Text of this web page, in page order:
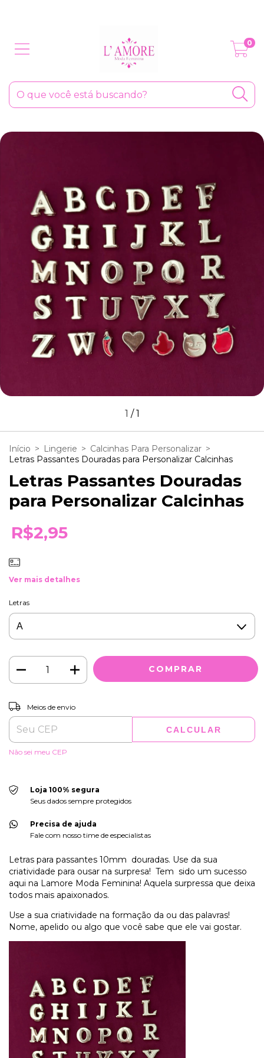
0
1 /1
Início > Lingerie > Calcinhas Para Personalizar >
Letras Passantes Douradas para Personalizar Calcinhas
Letras Passantes Douradas
para Personalizar Calcinhas
R$2,95
Ver mais detalhes
Letras
Entregas para o CEP:
Meios de envio
CALCULAR
Não sei meu CEP
Loja 100% segura
Seus dados sempre protegidos
Precisa de ajuda
Fale com nosso time de especialistas
Letras para passantes 10mm douradas. Use da sua
criatividade para ousar na surpresa! Tem sido um sucesso
aqui na Lamore Moda Feminina! Aquela surpressa que deixa
todos mais apaixonados.
Use a sua criatividade na formação da ou das palavras!
Nome, apelido ou algo que você sabe que ele vai gostar.